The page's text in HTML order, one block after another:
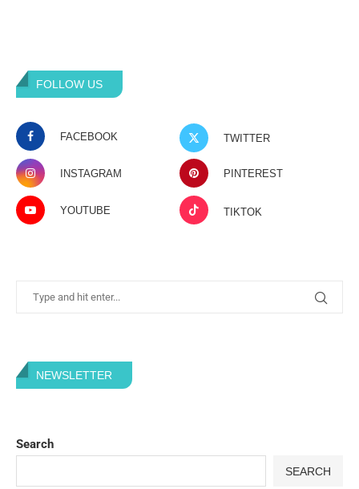
FOLLOW US
FACEBOOK TWITTER
INSTAGRAM PINTEREST
YOUTUBE TIKTOK
NEWSLETTER
Search
SEARCH